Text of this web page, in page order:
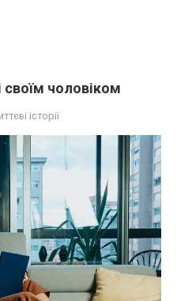
чоловіком
історії